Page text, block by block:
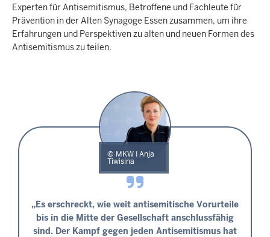
Experten für Antisemitismus, Betroffene und Fachleute für
Prävention in der Alten Synagoge Essen zusammen, um ihre
Erfahrungen und Perspektiven zu alten und neuen Formen des
Antisemitismus zu teilen.
MKW I Anja
Tiwisina
„Es erschreckt, wie weit antisemitische Vorurteile
bis in die Mitte der Gesellschaft anschlussfähig
sind. Der Kampf gegen jeden Antisemitismus hat